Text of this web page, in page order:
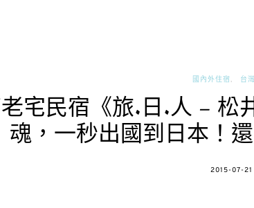
國內外住宿 台
宅民宿《旅.日.人 – 松
魂，一秒出國到日本！
POSTED
2015-07-21